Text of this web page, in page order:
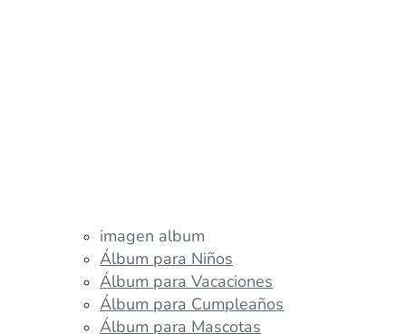
imagen album
Álbum para Niños
Álbum para Vacaciones
Álbum para Cumpleaños
Álbum para Mascotas